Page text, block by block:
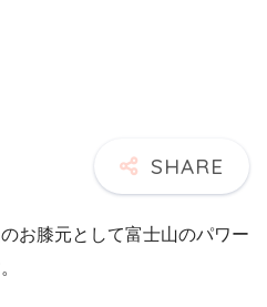
お膝元として富士山のパワー